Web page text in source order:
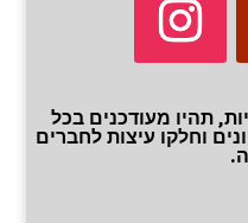
תהיו מעודכנים בכל
וחלקו עיצות לחברים